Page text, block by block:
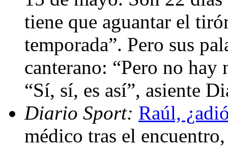
tiene que aguantar el
temporada”. Pero sus
canterano: “Pero no hay
“Sí, sí, es así”, asiente
Diario Sport: Raúl,
médico tras el